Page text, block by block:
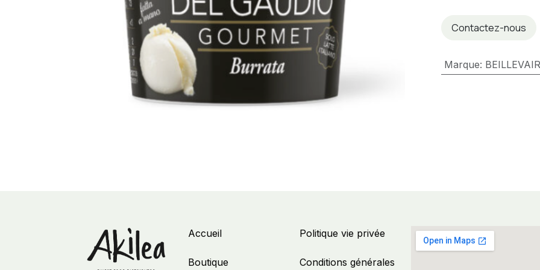
Contactez-nous
Marque:
Politique vie privée
Conditions générales
Accueil
Boutique